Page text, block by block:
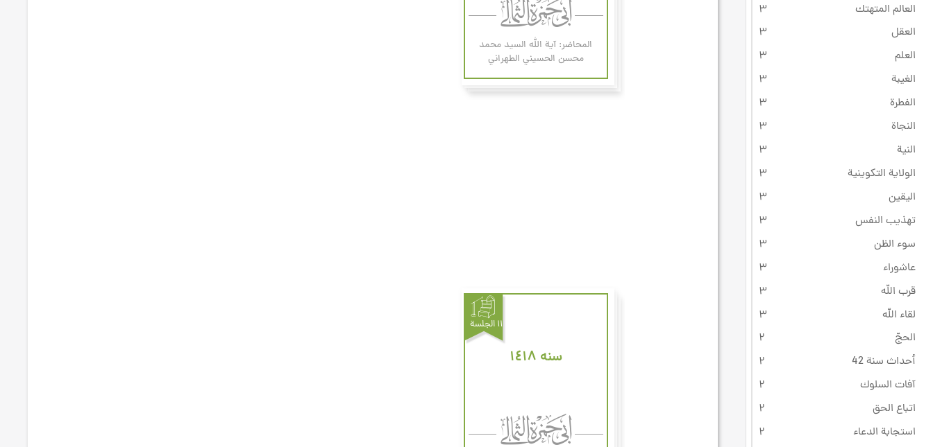
العالم المتهتك
۳
العقل
۳
العلم
۳
الغيبة
۳
الفطرة
۳
النجاة
۳
النية
۳
الولاية التكوينية
۳
اليقين
۳
تهذيب النفس
۳
سوء الظن
۳
عاشوراء
۳
قرب الله
۳
لقاء الله
۳
الحجّ
۲
أحداث سنة 42
۲
آفات السلوك
۲
اتباع الحق
۲
استجابة الدعاء
۲
المحاضر: آية الله السيد محمد
محسن الحسيني الطهراني
۱۱ الجلسة
سنه ۱٤۱۸